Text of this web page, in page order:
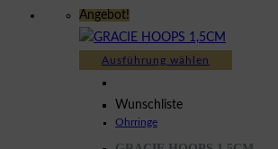
Angebot!
Ausführung wählen
Wunschliste
Ohrringe